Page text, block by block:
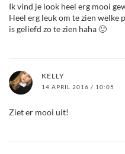
Ik vind je look heel erg mooi
Heel erg leuk om te zien
is geliefd zo te zien haha 🙂
KELLY
14 APRIL 2016 / 10:05
Ziet er mooi uit!